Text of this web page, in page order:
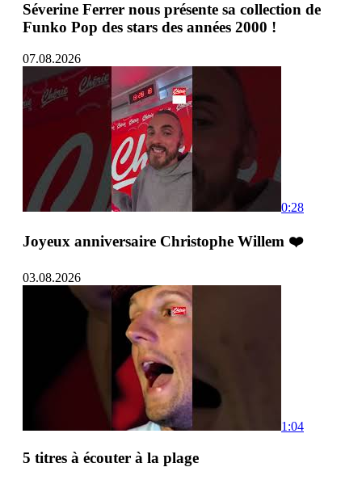
Séverine Ferrer nous présente sa collection de
Funko Pop des stars des années 2000 !
07.08.2026
0:28
Joyeux anniversaire Christophe Willem ❤️
03.08.2026
1:04
5 titres à écouter à la plage